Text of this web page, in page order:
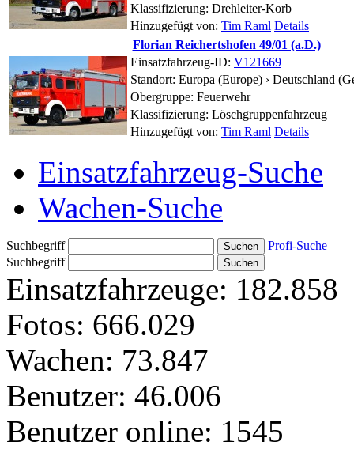
Klassifizierung: Drehleiter-Korb
Hinzugefügt von: Tim Raml Details
Florian Reichertshofen 49/01 (a.D.)
Einsatzfahrzeug-ID: V121669
Standort: Europa (Europe) › Deutschland
Obergruppe: Feuerwehr
Klassifizierung: Löschgruppenfahrzeug
Hinzugefügt von: Tim Raml Details
Einsatzfahrzeug-Suche
Wachen-Suche
Suchbegriff
Profi-Suche
Suchbegriff
Einsatzfahrzeuge: 182.858
Fotos: 666.029
Wachen: 73.847
Benutzer: 46.006
Benutzer online: 1545